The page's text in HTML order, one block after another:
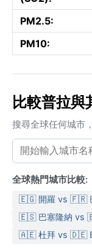
PM2.5:
PM10:
比較普拉與
搜尋全球任何城市
全球熱門城市比較:
🇪🇬 開羅 vs 🇫🇷
🇪🇸 巴塞隆納 vs
🇦🇪 杜拜 vs 🇩🇪